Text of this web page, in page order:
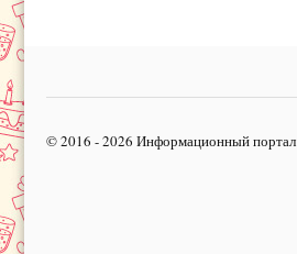
© 2016 - 2026 Информационный портал